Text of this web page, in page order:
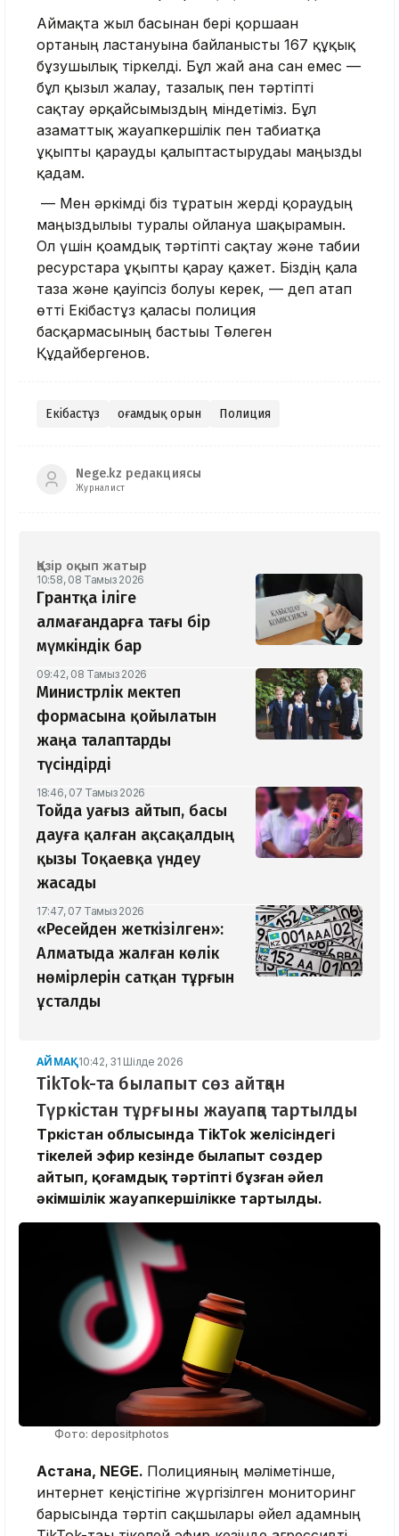
Аймақта жыл басынан бері қоршаған
ортаның ластануына байланысты 167 құқық
бұзушылық тіркелді. Бұл жай ғана сан емес —
бұл қызыл жалау, тазалық пен тәртіпті
сақтау әрқайсымыздың міндетіміз. Бұл
азаматтық жауапкершілік пен табиғатқа
ұқыпты қарауды қалыптастырудағы маңызды
қадам.
— Мен әркімді біз тұратын жерді қорғаудың
маңыздылығы туралы ойлануға шақырамын.
Ол үшін қоғамдық тәртіпті сақтау және табиғи
ресурстарға ұқыпты қарау қажет. Біздің қала
таза және қауіпсіз болуы керек, — деп атап
өтті Екібастұз қаласы полиция
басқармасының бастығы Төлеген
Құдайбергенов.
Екібастұз Қоғамдық орын Полиция
Nege.kz редакциясы
Журналист
Қазір оқып жатыр
10:58, 08 Тамыз 2026
Грантқа іліге
алмағандарға тағы бір
мүмкіндік бар
09:42, 08 Тамыз 2026
Министрлік мектеп
формасына қойылатын
жаңа талаптарды
түсіндірді
18:46, 07 Тамыз 2026
Тойда уағыз айтып, басы
дауға қалған ақсақалдың
қызы Тоқаевқа үндеу
жасады
17:47, 07 Тамыз 2026
«Ресейден жеткізілген»:
Алматыда жалған көлік
нөмірлерін сатқан тұрғын
ұсталды
АЙМАҚ10:42, 31 Шілде 2026
TikTok-та былапыт сөз айтқан
Түркістан тұрғыны жауапқа тартылды
Түркістан облысында TikTok желісіндегі
тікелей эфир кезінде былапыт сөздер
айтып, қоғамдық тәртіпті бұзған әйел
әкімшілік жауапкершілікке тартылды.
Фото: depositphotos
Астана, NEGE. Полицияның мәліметінше,
интернет кеңістігіне жүргізілген мониторинг
барысында тәртіп сақшылары әйел адамның